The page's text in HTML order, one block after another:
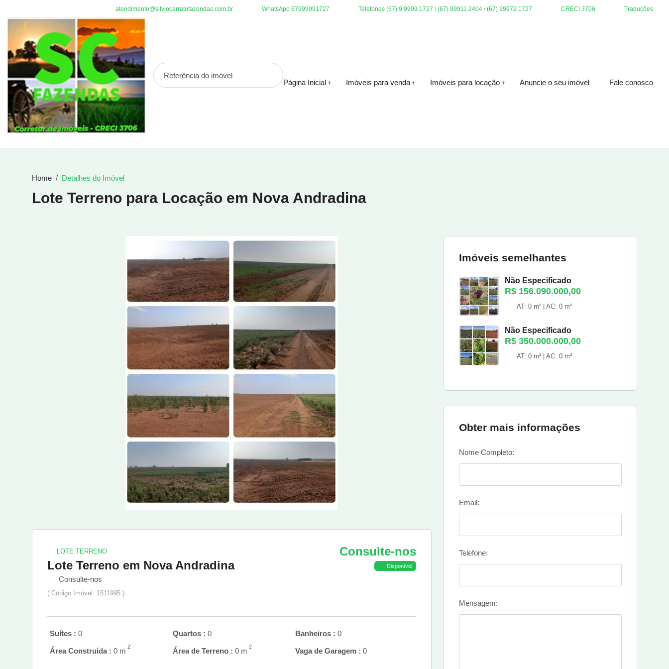
atendimento@silviocarratofazendas.com.br WhatsApp 67999991727 Telefones (67) 9 9999 1727 / (67) 99911 2404 / (67) 99972 1727 CRECI 3706 Traduções
Página Inicial Imóveis para venda Imóveis para locação Anuncie o seu imóvel Fale conosco
Home Detalhes do Imóvel
Lote Terreno para Locação em Nova Andradina
LOTE TERRENO
Lote Terreno em Nova Andradina
Consulte-nos
( Código Imóvel: 1511995 )
Consulte-nos
Disponível
Suítes : 0 Quartos : 0 Banheiros : 0
Área Construída : 0 m 2 Área de Terreno : 0 m 2 Vaga de Garagem : 0
Imóveis semelhantes
Não Especificado
R$ 156.090.000,00
AT: 0 m² | AC: 0 m²
Não Especificado
R$ 350.000.000,00
AT: 0 m² | AC: 0 m²
Obter mais informações
Nome Completo:
Email:
Telefone:
Mensagem: